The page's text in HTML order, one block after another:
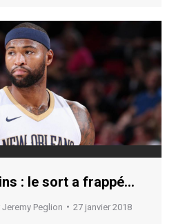
: le sort a frappé…
Jeremy Peglion 27 janvier 2018